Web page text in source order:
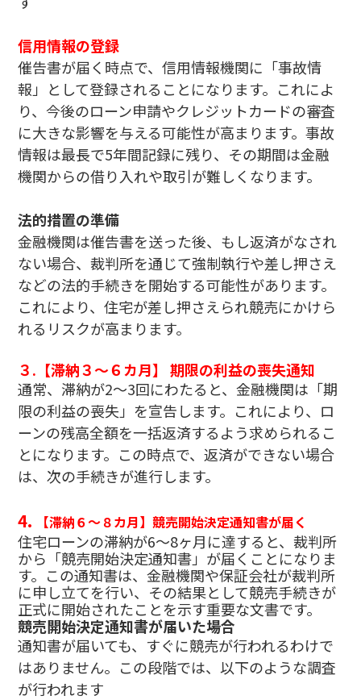
信用情報の登録
催告書が届く時点で、信用情報機関に「事故情
報」として登録されることになります。これによ
り、今後のローン申請やクレジットカードの審査
に大きな影響を与える可能性が高まります。事故
情報は最長で5年間記録に残り、その期間は金融
機関からの借り入れや取引が難しくなります。
法的措置の準備
金融機関は催告書を送った後、もし返済がなされ
ない場合、裁判所を通じて強制執行や差し押さえ
などの法的手続きを開始する可能性があります。
これにより、住宅が差し押さえられ競売にかけら
れるリスクが高まります。
３. 【滞納３～６カ月】
期限の利益の喪失通知
通常、滞納が2〜3回にわたると、金融機関は「期
限の利益の喪失」を宣告します。これにより、ロ
ーンの残高全額を一括返済するよう求められるこ
とになります。この時点で、返済ができない場合
は、次の手続きが進行します。
4. 【滞納６〜８カ月】競売開始決定通知書が届く
住宅ローンの滞納が6〜8ヶ月に達すると、裁判所
から「競売開始決定通知書」が届くことになりま
す。この通知書は、金融機関や保証会社が裁判所
に申し立てを行い、その結果として競売手続きが
正式に開始されたことを示す重要な文書です。
競売開始決定通知書が届いた場合
通知書が届いても、すぐに競売が行われるわけで
はありません。この段階では、以下のような調査
が行われます